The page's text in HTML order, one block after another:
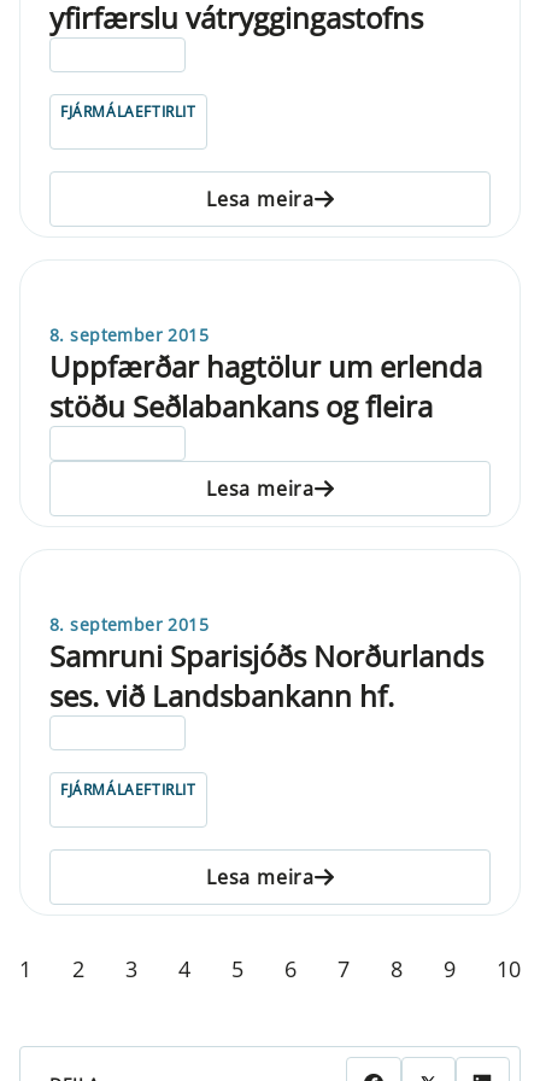
yfirfærslu vátryggingastofns
FJÁRMÁLAEFTIRLIT
Lesa meira
8. september 2015
Uppfærðar hagtölur um erlenda
stöðu Seðlabankans og fleira
Lesa meira
8. september 2015
Samruni Sparisjóðs Norðurlands
ses. við Landsbankann hf.
FJÁRMÁLAEFTIRLIT
Lesa meira
1 2 3 4 5 6 7 8 9 10